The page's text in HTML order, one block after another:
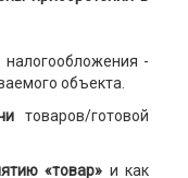
налогообложения -
объекта.
товаров/готовой
«товар» и как